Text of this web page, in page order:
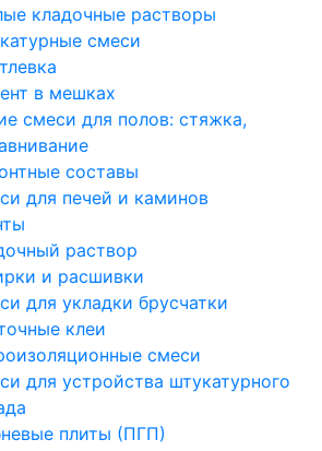
кладочные растворы
смеси
в мешках
смеси для полов: стяжка,
составы
для печей и каминов
раствор
и расшивки
для укладки брусчатки
клеи
смеси
для устройства штукатурного
плиты (ПГП)